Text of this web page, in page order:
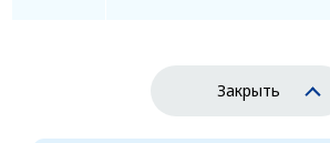
Закрыть